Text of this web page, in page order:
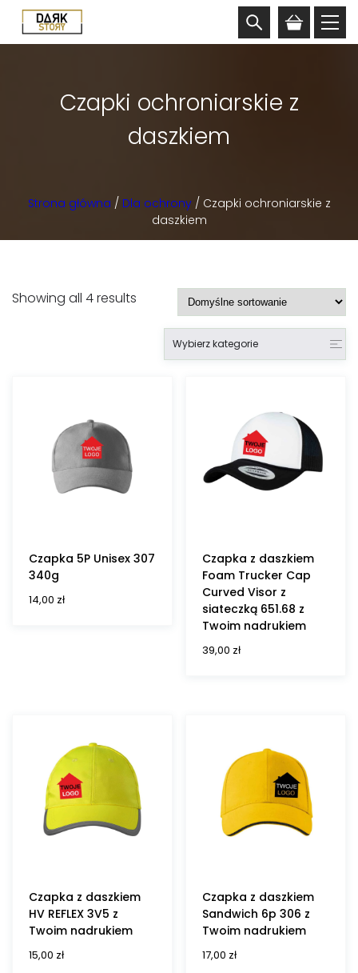
Czapki ochroniarskie z
daszkiem
Strona główna / Dla ochrony/ Czapki ochroniarskie z
daszkiem
Showing all 4 results
Wybierz kategorie
Czapka 5P Unisex 307
340g
14,00 zł
Czapka z daszkiem
Foam Trucker Cap
Curved Visor z
siateczką 651.68 z
Twoim nadrukiem
39,00 zł
Czapka z daszkiem
HV REFLEX 3V5 z
Twoim nadrukiem
15,00 zł
Czapka z daszkiem
Sandwich 6p 306 z
Twoim nadrukiem
17,00 zł